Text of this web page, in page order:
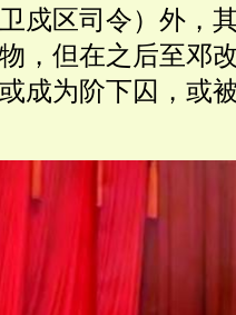
戍区司令）外，
，但在之后至邓
成为阶下囚，或